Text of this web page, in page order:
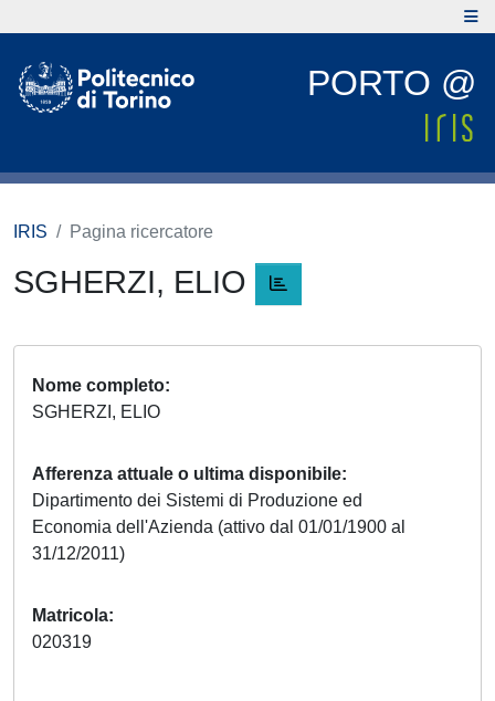
PORTO @
IRIS Pagina ricercatore
SGHERZI, ELIO
Nome completo
SGHERZI, ELIO
Afferenza attuale o ultima disponibile
Dipartimento dei Sistemi di Produzione ed
Economia dell'Azienda (attivo dal 01/01/1900 al
31/12/2011)
Matricola
020319